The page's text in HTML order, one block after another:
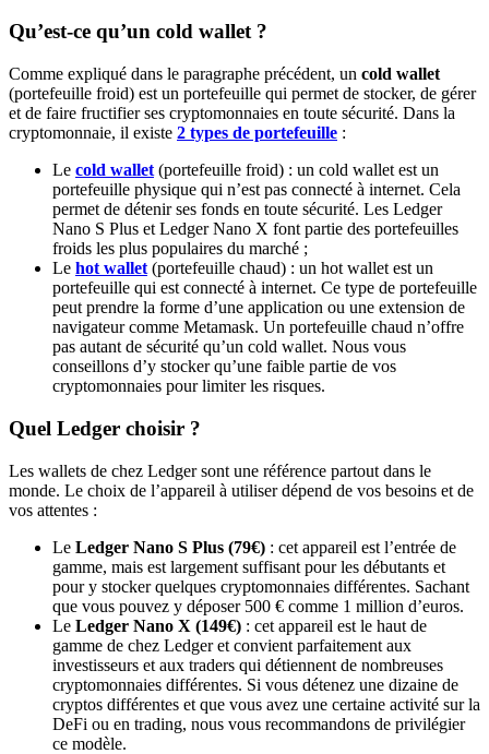
Qu’est-ce qu’un cold wallet ?
Comme expliqué dans le paragraphe précédent, un cold wallet
(portefeuille froid) est un portefeuille qui permet de stocker, de gérer
et de faire fructifier ses cryptomonnaies en toute sécurité. Dans la
cryptomonnaie, il existe 2 types de portefeuille :
Le cold wallet (portefeuille froid) : un cold wallet est un
portefeuille physique qui n’est pas connecté à internet. Cela
permet de détenir ses fonds en toute sécurité. Les Ledger
Nano S Plus et Ledger Nano X font partie des portefeuilles
froids les plus populaires du marché ;
Le hot wallet (portefeuille chaud) : un hot wallet est un
portefeuille qui est connecté à internet. Ce type de portefeuille
peut prendre la forme d’une application ou une extension de
navigateur comme Metamask. Un portefeuille chaud n’offre
pas autant de sécurité qu’un cold wallet. Nous vous
conseillons d’y stocker qu’une faible partie de vos
cryptomonnaies pour limiter les risques.
Quel Ledger choisir ?
Les wallets de chez Ledger sont une référence partout dans le
monde. Le choix de l’appareil à utiliser dépend de vos besoins et de
vos attentes :
Le Ledger Nano S Plus (79€) : cet appareil est l’entrée de
gamme, mais est largement suffisant pour les débutants et
pour y stocker quelques cryptomonnaies différentes. Sachant
que vous pouvez y déposer 500 € comme 1 million d’euros.
Le Ledger Nano X (149€) : cet appareil est le haut de
gamme de chez Ledger et convient parfaitement aux
investisseurs et aux traders qui détiennent de nombreuses
cryptomonnaies différentes. Si vous détenez une dizaine de
cryptos différentes et que vous avez une certaine activité sur la
DeFi ou en trading, nous vous recommandons de privilégier
ce modèle.